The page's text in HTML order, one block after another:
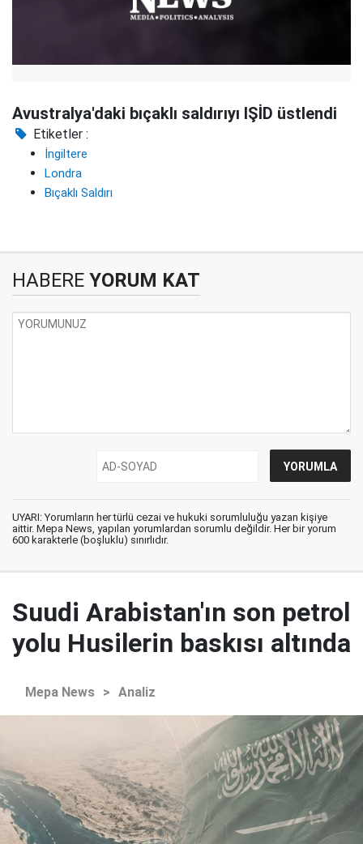
Avustralya'daki bıçaklı saldırıyı IŞİD üstlendi
Etiketler :
İngiltere
Londra
Bıçaklı Saldırı
HABERE YORUM KAT
UYARI: Yorumların her türlü cezai ve hukuki sorumluluğu yazan kişiye
aittir. Mepa News, yapılan yorumlardan sorumlu değildir. Her bir yorum
600 karakterle (boşluklu) sınırlıdır.
Suudi Arabistan'ın son petrol
yolu Husilerin baskısı altında
Mepa News > Analiz